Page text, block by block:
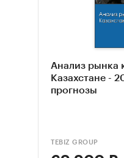
Анализ рынка
Казахстане -
прогнозы
TEBIZ GROUP